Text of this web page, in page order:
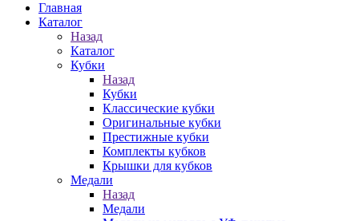
Главная
Каталог
Назад
Каталог
Кубки
Назад
Кубки
Классические кубки
Оригинальные кубки
Престижные кубки
Комплекты кубков
Крышки для кубков
Медали
Назад
Медали